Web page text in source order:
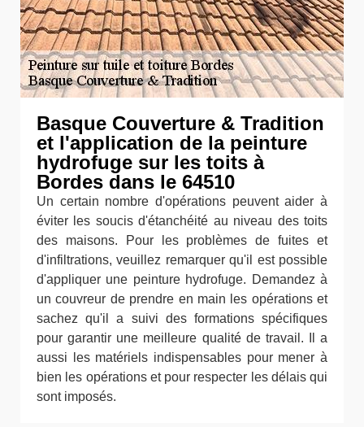
Basque Couverture & Tradition
et l'application de la peinture
hydrofuge sur les toits à
Bordes dans le 64510
Un certain nombre d'opérations peuvent aider à
éviter les soucis d'étanchéité au niveau des toits
des maisons. Pour les problèmes de fuites et
d'infiltrations, veuillez remarquer qu'il est possible
d'appliquer une peinture hydrofuge. Demandez à
un couvreur de prendre en main les opérations et
sachez qu'il a suivi des formations spécifiques
pour garantir une meilleure qualité de travail. Il a
aussi les matériels indispensables pour mener à
bien les opérations et pour respecter les délais qui
sont imposés.